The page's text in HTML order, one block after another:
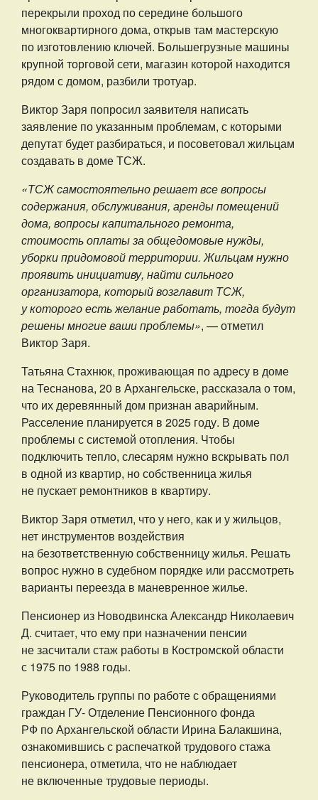
перекрыли проход по середине большого
многоквартирного дома, открыв там мастерскую
по изготовлению ключей. Большегрузные машины
крупной торговой сети, магазин которой находится
рядом с домом, разбили тротуар.
Виктор Заря попросил заявителя написать
заявление по указанным проблемам, с которыми
депутат будет разбираться, и посоветовал жильцам
создавать в доме ТСЖ.
«ТСЖ самостоятельно решает все вопросы
содержания, обслуживания, аренды помещений
дома, вопросы капитального ремонта,
стоимость оплаты за общедомовые нужды,
уборки придомовой территории. Жильцам нужно
проявить инициативу, найти сильного
организатора, который возглавит ТСЖ,
у которого есть желание работать, тогда будут
решены многие ваши проблемы», — отметил
Виктор Заря.
Татьяна Стахнюк, проживающая по адресу в доме
на Теснанова, 20 в Архангельске, рассказала о том,
что их деревянный дом признан аварийным.
Расселение планируется в 2025 году. В доме
проблемы с системой отопления. Чтобы
подключить тепло, слесарям нужно вскрывать пол
в одной из квартир, но собственница жилья
не пускает ремонтников в квартиру.
Виктор Заря отметил, что у него, как и у жильцов,
нет инструментов воздействия
на безответственную собственницу жилья. Решать
вопрос нужно в судебном порядке или рассмотреть
варианты переезда в маневренное жилье.
Пенсионер из Новодвинска Александр Николаевич
Д. считает, что ему при назначении пенсии
не засчитали стаж работы в Костромской области
с 1975 по 1988 годы.
Руководитель группы по работе с обращениями
граждан ГУ- Отделение Пенсионного фонда
РФ по Архангельской области Ирина Балакшина,
ознакомившись с распечаткой трудового стажа
пенсионера, отметила, что не наблюдает
не включенные трудовые периоды.